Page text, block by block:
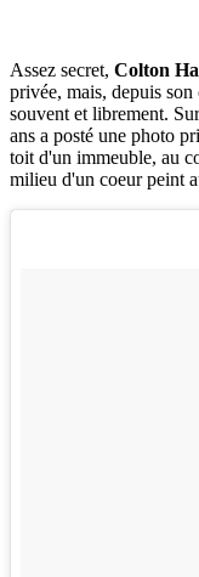
Assez secret, Colton
privée, mais, depuis
souvent et librement.
ans a posté une photo
toit d'un immeuble, au
milieu d'un coeur peint